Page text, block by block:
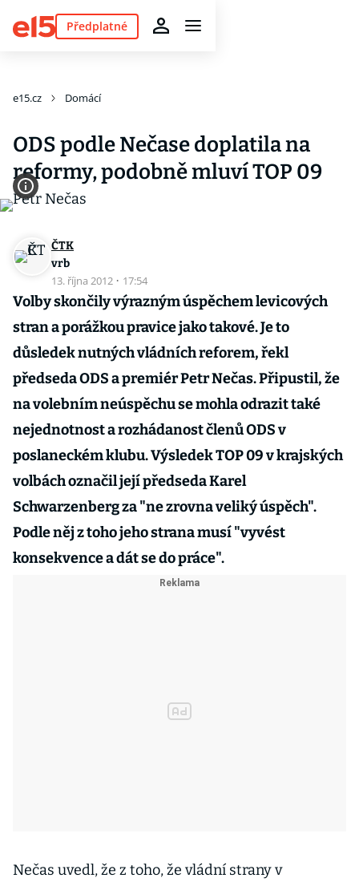
Předplatné
e15.cz Domácí
ODS podle Nečase doplatila na
reformy, podobně mluví TOP 09
ČTK
vrb
13. října 2012 · 17:54
Volby skončily výrazným úspěchem levicových
stran a porážkou pravice jako takové. Je to
důsledek nutných vládních reforem, řekl
předseda ODS a premiér Petr Nečas. Připustil, že
na volebním neúspěchu se mohla odrazit také
nejednotnost a rozhádanost členů ODS v
poslaneckém klubu. Výsledek TOP 09 v krajských
volbách označil její předseda Karel
Schwarzenberg za "ne zrovna veliký úspěch".
Podle něj z toho jeho strana musí "vyvést
konsekvence a dát se do práce".
Nečas uvedl, že z toho, že vládní strany v